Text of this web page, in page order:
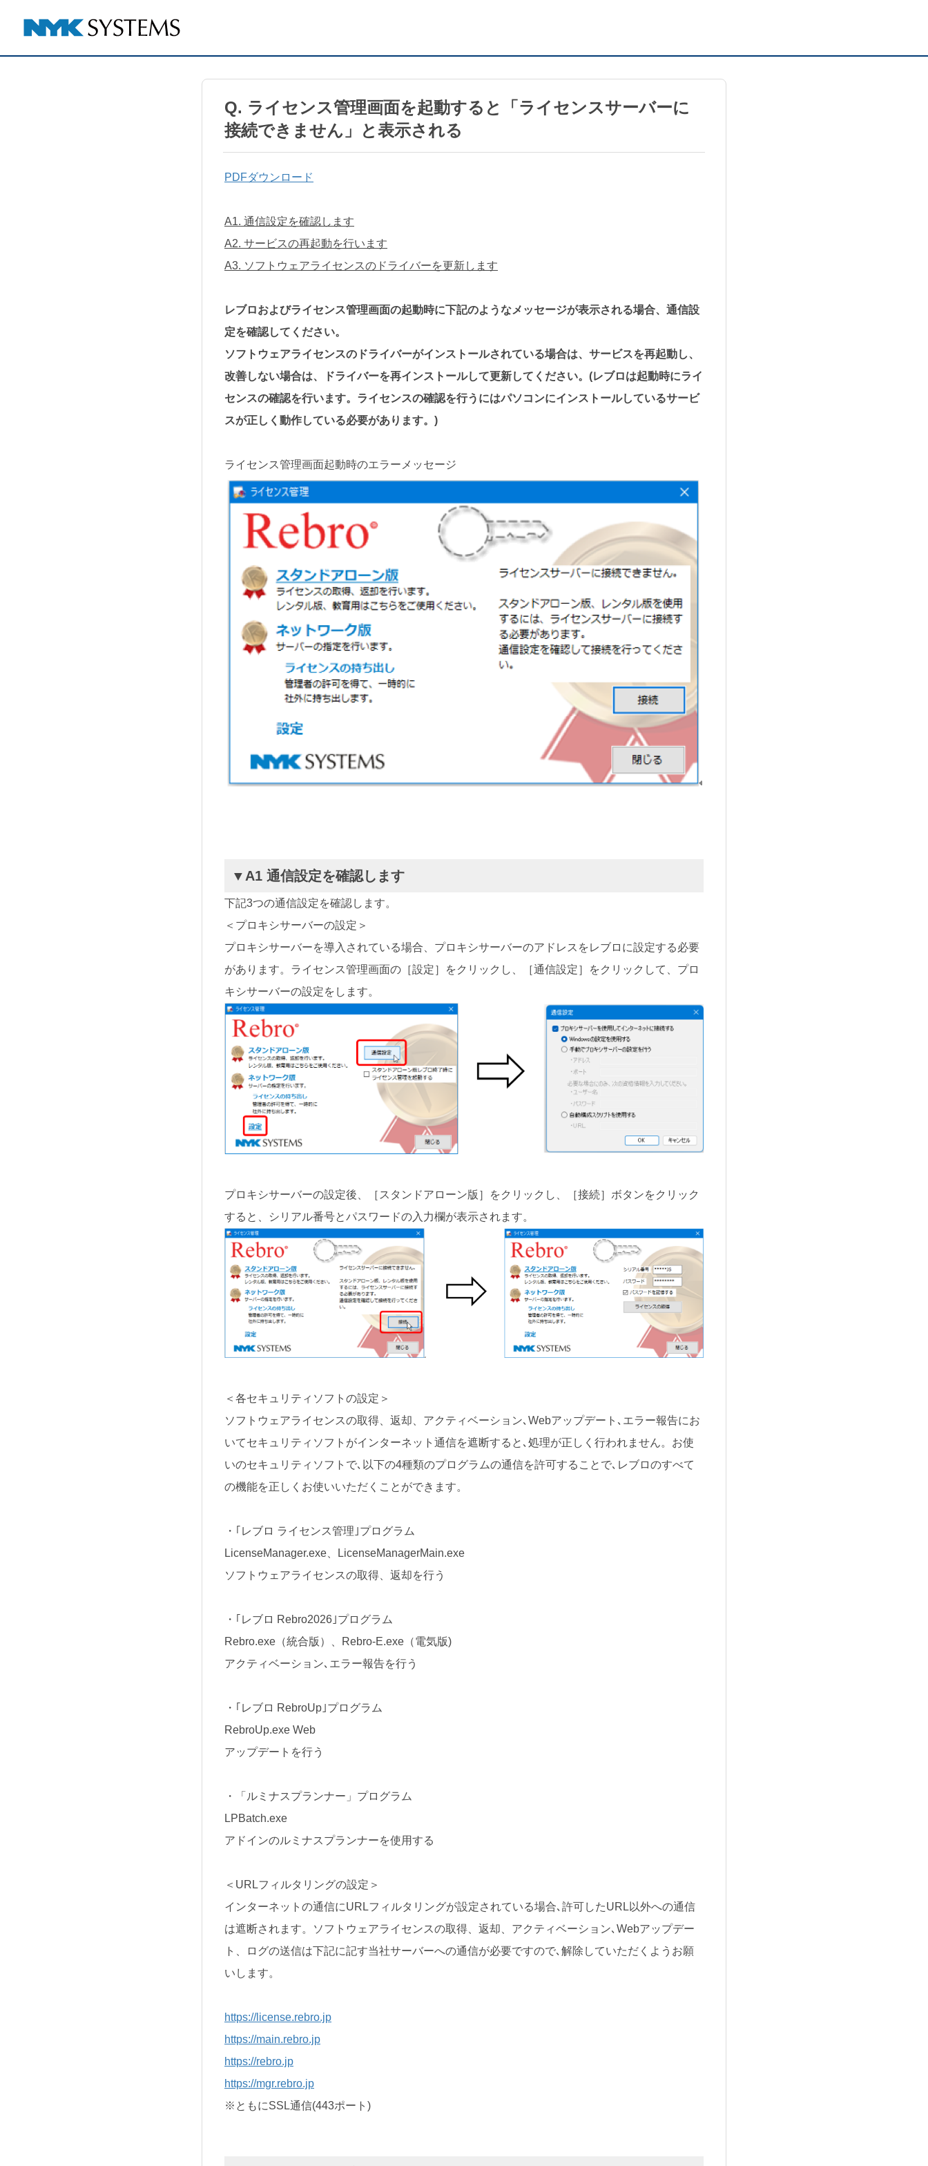
Q. ライセンス管理画面を起動すると「ライセンスサーバーに
接続できません」と表示される
PDFダウンロード
A1. 通信設定を確認します
A2. サービスの再起動を行います
A3. ソフトウェアライセンスのドライバーを更新します
レブロおよびライセンス管理画面の起動時に下記のようなメッセージが表示される場合、通信設
定を確認してください。
ソフトウェアライセンスのドライバーがインストールされている場合は、サービスを再起動し、
改善しない場合は、ドライバーを再インストールして更新してください。(レブロは起動時にライ
センスの確認を行います。ライセンスの確認を行うにはパソコンにインストールしているサービ
スが正しく動作している必要があります。)
ライセンス管理画面起動時のエラーメッセージ
▼A1 通信設定を確認します
下記3つの通信設定を確認します。
＜プロキシサーバーの設定＞
プロキシサーバーを導入されている場合、プロキシサーバーのアドレスをレブロに設定する必要
があります。ライセンス管理画面の［設定］をクリックし、［通信設定］をクリックして、プロ
キシサーバーの設定をします。
プロキシサーバーの設定後、［スタンドアローン版］をクリックし、［接続］ボタンをクリック
すると、シリアル番号とパスワードの入力欄が表示されます。
＜各セキュリティソフトの設定＞
ソフトウェアライセンスの取得、返却、アクティベーション､Webアップデート､エラー報告にお
いてセキュリティソフトがインターネット通信を遮断すると､処理が正しく行われません。お使
いのセキュリティソフトで､以下の4種類のプログラムの通信を許可することで､レブロのすべて
の機能を正しくお使いいただくことができます。
・｢レブロ ライセンス管理｣プログラム
LicenseManager.exe、LicenseManagerMain.exe
ソフトウェアライセンスの取得、返却を行う
・｢レブロ Rebro2026｣プログラム
Rebro.exe（統合版）、Rebro-E.exe（電気版)
アクティベーション､エラー報告を行う
・｢レブロ RebroUp｣プログラム
RebroUp.exe Web
アップデートを行う
・「ルミナスプランナー」プログラム
LPBatch.exe
アドインのルミナスプランナーを使用する
＜URLフィルタリングの設定＞
インターネットの通信にURLフィルタリングが設定されている場合､許可したURL以外への通信
は遮断されます。ソフトウェアライセンスの取得、返却、アクティベーション､Webアップデー
ト、ログの送信は下記に記す当社サーバーへの通信が必要ですので､解除していただくようお願
いします。
https://license.rebro.jp
https://main.rebro.jp
https://rebro.jp
https://mgr.rebro.jp
※ともにSSL通信(443ポート)